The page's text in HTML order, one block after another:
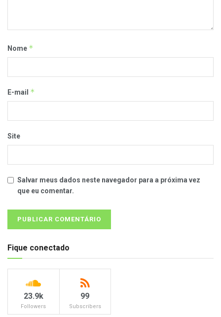
Nome *
E-mail *
Site
Salvar meus dados neste navegador para a próxima vez
que eu comentar.
Fique conectado
23.9k
Followers
99
Subscribers